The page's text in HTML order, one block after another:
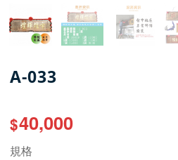
A-033
$40,000
規格